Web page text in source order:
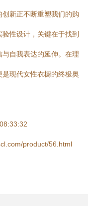
新正不断重塑我们的购
性设计，关键在于找到
自我表达的延伸。在理
现代女性衣橱的终极奥
product/56.html